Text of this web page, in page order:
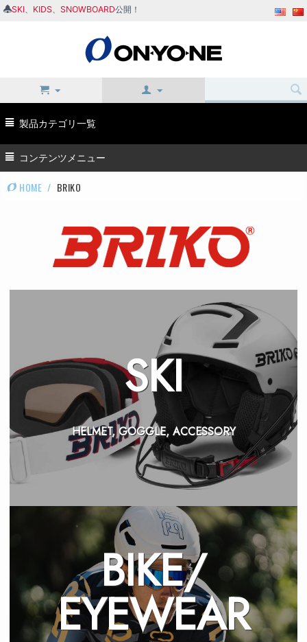
SKI KIDS SNOWBOARD公開！
製品カテゴリ一覧
コンテンツメニュー
HOME / BRIKO
SKI
HELMET, GOGGLE, ACCESSORY
BIKE/
EYEWEAR